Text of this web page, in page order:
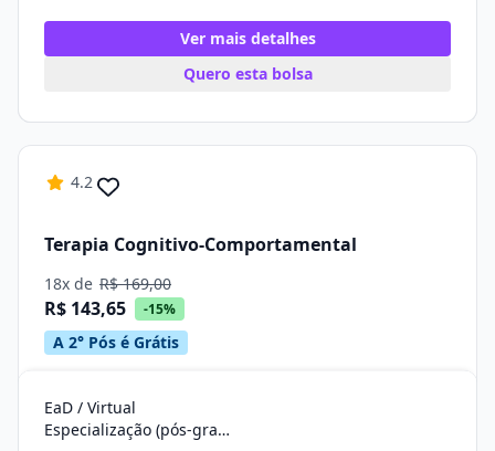
Ver mais detalhes
Quero esta bolsa
4.2
Terapia Cognitivo-Comportamental
18x de R$ 169,00
R$ 143,65 -15%
A 2° Pós é Grátis
EaD / Virtual
Especialização (pós-graduação)